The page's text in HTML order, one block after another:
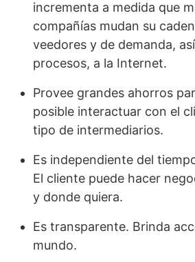
incrementa a medida que
compañías mudan su
veedores y de demanda,
procesos, a la Internet.
Provee grandes ahorros
posible interactuar con el
tipo de intermediarios.
Es independiente del
El cliente puede hacer
y donde quiera.
Es transparente. Brinda
mundo.